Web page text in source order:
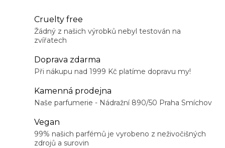
Cruelty free
Žádný z našich výrobků nebyl testován na
zvířatech
Doprava zdarma
Při nákupu nad 1999 Kč platíme dopravu my!
Kamenná prodejna
Naše parfumerie - Nádražní 890/50 Praha Smíchov
Vegan
99% našich parfémů je vyrobeno z neživočišných
zdrojů a surovin